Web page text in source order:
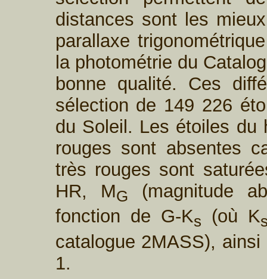
distances sont les
parallaxe
la photométrie du
bonne qualité. Ces
sélection de 149 226
du Soleil. Les étoiles du
rouges sont absentes
très rouges sont
HR, MG (magnitude
fonction de G-Ks (où K
catalogue 2MASS),
1.